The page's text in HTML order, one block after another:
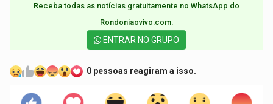
Receba todas as notícias gratuitamente no WhatsApp do
Rondoniaovivo.com.​
ENTRAR NO GRUPO
0 pessoas reagiram a isso.